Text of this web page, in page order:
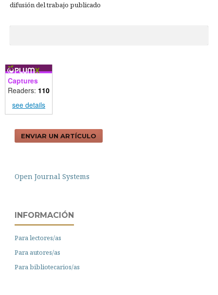
difusión del trabajo publicado
Captures
Readers: 110
see details
ENVIAR UN ARTÍCULO
Open Journal Systems
INFORMACIÓN
Para lectores/as
Para autores/as
Para bibliotecarios/as